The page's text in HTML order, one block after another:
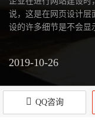
说，这是在网页设计层
设的许多细节是不会显
2019-10-26
QQ咨询